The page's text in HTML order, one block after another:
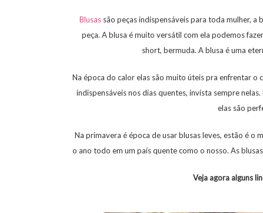
Blusas são peças indispensáveis para toda mulher, a
peça. A blusa é muito versátil com ela podemos
short, bermuda. A blusa é uma
Na época do calor elas são muito úteis pra enfrentar o
indispensáveis nos dias quentes, invista sempre
elas são
Na primavera é época de usar blusas leves, estão é o
o ano todo em um país quente como o nosso. As
Veja agora alguns